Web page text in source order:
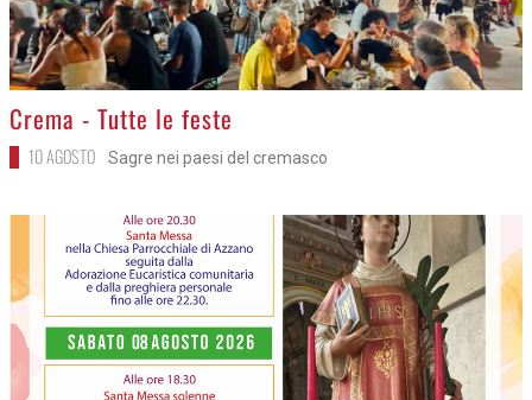
>
Crema - Tutte le feste
10 AGOSTO Sagre nei paesi del cremasco